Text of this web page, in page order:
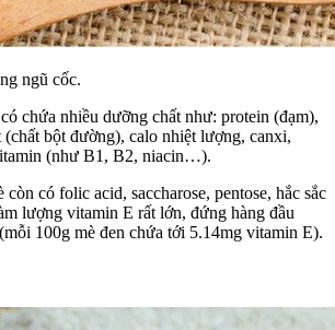
ngũ cốc.
chứa nhiều dưỡng chất như: protein (đạm),
bột đường), calo nhiệt lượng, canxi,
(như B1, B2, niacin…).
có folic acid, saccharose, pentose, hắc sắc
lượng vitamin E rất lớn, đứng hàng đầu
100g mè đen chứa tới 5.14mg vitamin E).